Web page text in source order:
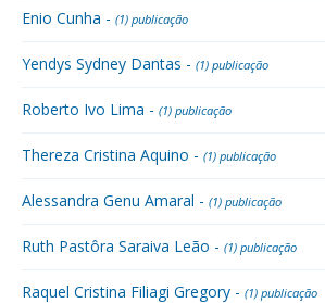
Enio Cunha - (1) publicação
Yendys Sydney Dantas - (1) publicação
Roberto Ivo Lima - (1) publicação
Thereza Cristina Aquino - (1) publicação
Alessandra Genu Amaral - (1) publicação
Ruth Pastôra Saraiva Leão - (1) publicação
Raquel Cristina Filiagi Gregory - (1) publicação